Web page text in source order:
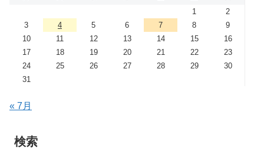
1
2
3
4 5 6 7 8
9
10
11 12 13 14 15
16
17
18 19 20 21 22
23
24
25 26 27 28 29
30
31
« 7月
検索